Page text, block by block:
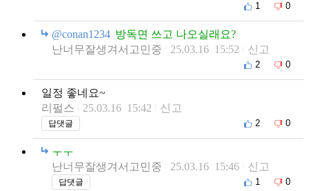
1 0
@conan1234 방독면 쓰고 나오실래요?
난너무잘생겨서고민중
25.03.16 15:52 신고
2 0
일정 좋네요~
리펄스
25.03.16 15:42 신고
답댓글 2 0
ㅜㅜ
난너무잘생겨서고민중
25.03.16 15:46 신고
답댓글 1 0